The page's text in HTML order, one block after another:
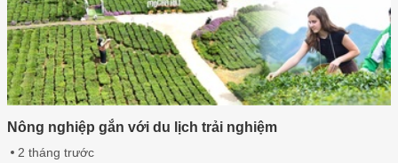
Nông nghiệp gắn với du lịch trải nghiệm
2 tháng trước